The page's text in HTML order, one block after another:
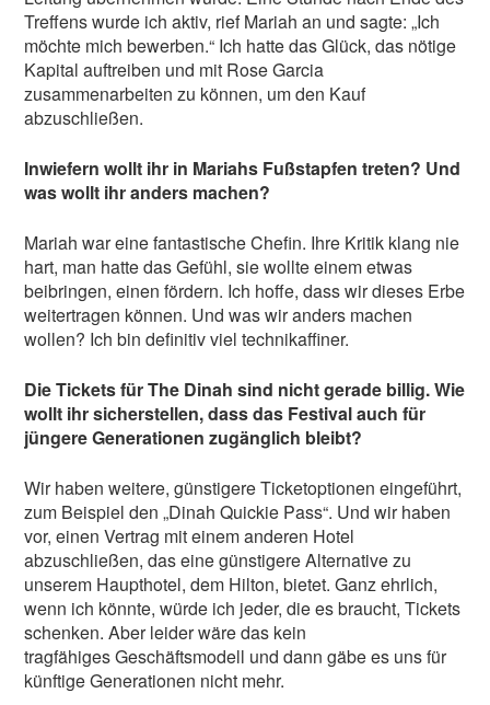
Treffens wurde ich aktiv, rief Mariah an und sagte: „Ich
möchte mich bewerben.“ Ich hatte das Glück, das nötige
Kapital auftreiben und mit Rose Garcia
zusammenarbeiten zu können, um den Kauf
abzuschließen.
Inwiefern wollt ihr in Mariahs Fußstapfen treten? Und
was wollt ihr anders machen?
Mariah war eine fantastische Chefin. Ihre Kritik klang nie
hart, man hatte das Gefühl, sie wollte einem etwas
beibringen, einen fördern. Ich hoffe, dass wir dieses Erbe
weitertragen können. Und was wir anders machen
wollen? Ich bin definitiv viel technikaffiner.
Die Tickets für The Dinah sind nicht gerade billig. Wie
wollt ihr sicherstellen, dass das Festival auch für
jüngere Generationenzugänglich bleibt?
Wir haben weitere, günstigere Ticketoptionen eingeführt,
zum Beispiel den „Dinah Quickie Pass“. Und wir haben
vor, einen Vertrag mit einem anderen Hotel
abzuschließen, das eine günstigere Alternative zu
unserem Haupthotel, dem Hilton, bietet. Ganz ehrlich,
wenn ich könnte, würde ich jeder, die es braucht, Tickets
schenken. Aber leider wäre das kein
tragfähiges Geschäftsmodell und dann gäbe es uns für
künftige Generationen nicht mehr.